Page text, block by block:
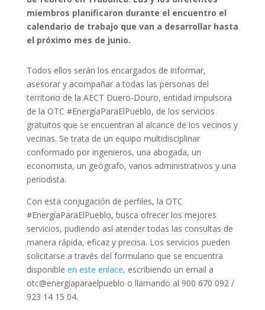
miembros planificaron durante el encuentro el
calendario de trabajo que van a desarrollar hasta
el próximo mes de junio.
Todos ellos serán los encargados de informar,
asesorar y acompañar a todas las personas del
territorio de la AECT Duero-Douro, entidad impulsora
de la OTC #EnergíaParaElPueblo, de los servicios
gratuitos que se encuentran al alcance de los vecinos y
vecinas. Se trata de un equipo multidisciplinar
conformado por ingenieros, una abogada, un
economista, un geógrafo, varios administrativos y una
periodista.
Con esta conjugación de perfiles, la OTC
#EnergíaParaElPueblo, busca ofrecer los mejores
servicios, pudiendo así atender todas las consultas de
manera rápida, eficaz y precisa. Los servicios pueden
solicitarse a través del formulario que se encuentra
disponible en este enlace, escribiendo un email a
otc@energiaparaelpueblo o llamando al 900 670 092 /
923 14 15 04.